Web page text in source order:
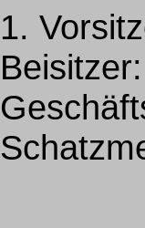
1.
Beisitzer: